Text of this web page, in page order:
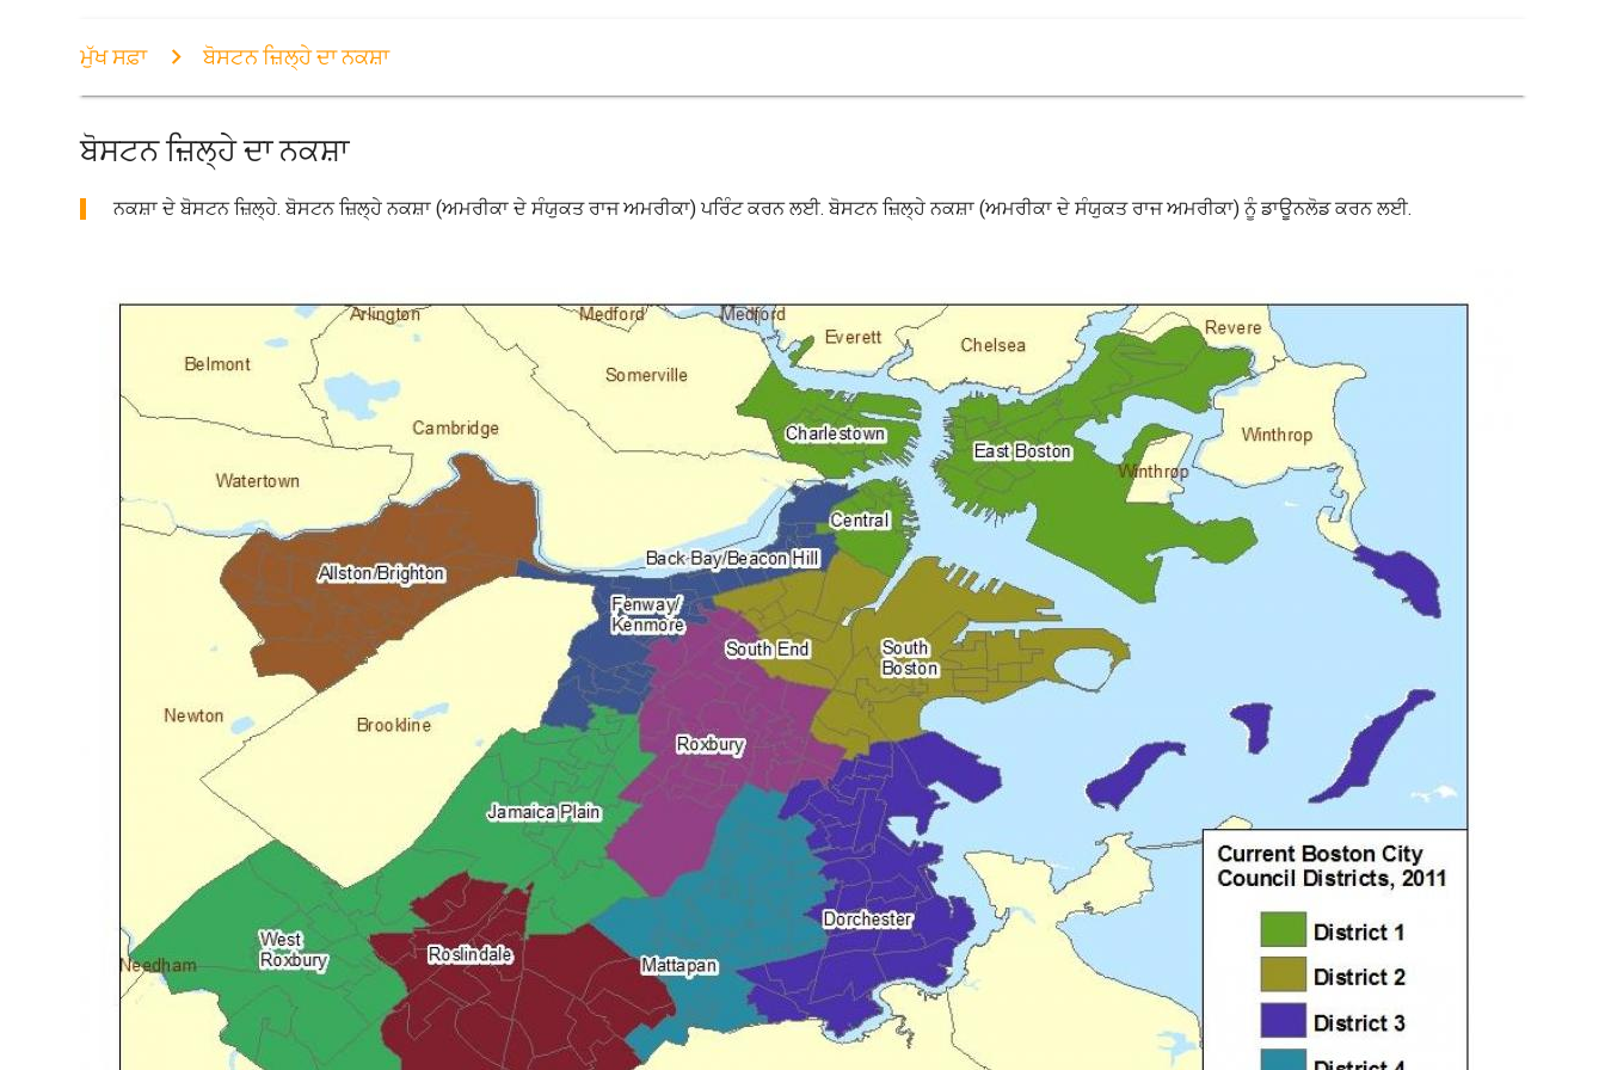
ਮੁੱਖ ਸਫ਼ਾ ਬੋਸਟਨ ਜ਼ਿਲ੍ਹੇ ਦਾ ਨਕਸ਼ਾ
ਬੋਸਟਨ ਜ਼ਿਲ੍ਹੇ ਦਾ ਨਕਸ਼ਾ
ਨਕਸ਼ਾ ਦੇ ਬੋਸਟਨ ਜ਼ਿਲ੍ਹੇ. ਬੋਸਟਨ ਜ਼ਿਲ੍ਹੇ ਨਕਸ਼ਾ (ਅਮਰੀਕਾ ਦੇ ਸੰਯੁਕਤ ਰਾਜ ਅਮਰੀਕਾ) ਪਰਿੰਟ ਕਰਨ ਲਈ. ਬੋਸਟਨ ਜ਼ਿਲ੍ਹੇ ਨਕਸ਼ਾ (ਅਮਰੀਕਾ ਦੇ ਸੰਯੁਕਤ ਰਾਜ ਅਮਰੀਕਾ) ਨੂੰ ਡਾਊਨਲੋਡ ਕਰਨ ਲਈ.